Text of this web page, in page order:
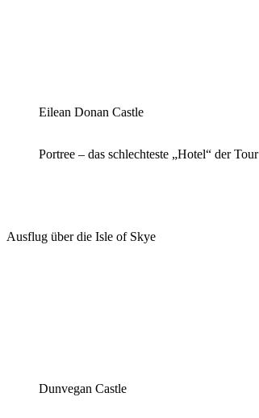
Eilean Donan Castle
Portree – das schlechteste „Hotel“ der Tour
Ausflug über die Isle of Skye
Dunvegan Castle